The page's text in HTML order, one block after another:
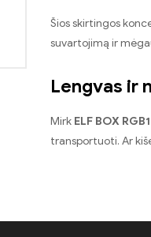
Šios skirtingos
suvartojimą ir
Lengvas ir
Mirk ELF BOX
transportuoti. Ar